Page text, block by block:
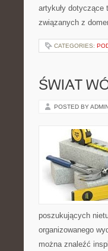
artykuły dotyczące
związanych z
CATEGORIES:
ŚWIAT
POSTED BY
poszukujących
organizowanego
można znaleźć